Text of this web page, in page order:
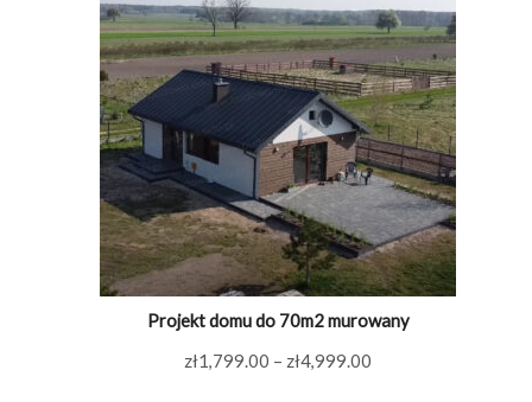
Projekt domu do 70m2 murowany
zł1,799.00 – zł4,999.00